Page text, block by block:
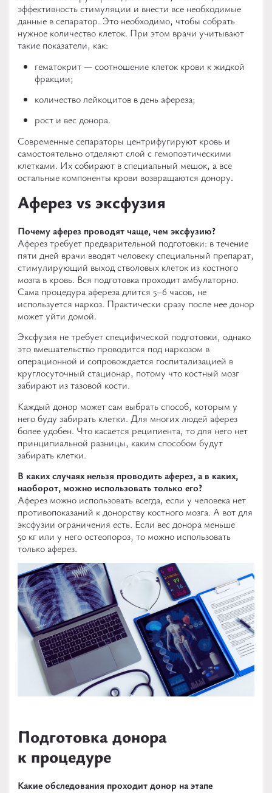
эффективность стимуляции и внести все необходимые
данные в сепаратор. Это необходимо, чтобы собрать
нужное количество клеток. При этом врачи учитывают
такие показатели, как:
гематокрит — соотношение клеток крови к жидкой
фракции;
количество лейкоцитов в день афереза;
рост и вес донора.
Современные сепараторы центрифугируют кровь и
самостоятельно отделяют слой с гемопоэтическими
клетками. Их собирают в специальный мешок, а все
остальные компоненты крови возвращаются донору.
Аферез vs эксфузия
Почему аферез проводят чаще, чем эксфузию?
Аферез требует предварительной подготовки: в течение
пяти дней врачи вводят человеку специальный препарат,
стимулирующий выход стволовых клеток из костного
мозга в кровь. Вся подготовка проходит амбулаторно.
Сама процедура афереза длится 5–6 часов, не
используется наркоз. Практически сразу после нее донор
может уйти домой.
Эксфузия не требует специфической подготовки, однако
это вмешательство проводится под наркозом в
операционной и сопровождается госпитализацией в
круглосуточный стационар, потому что костный мозг
забирают из тазовой кости.
Каждый донор может сам выбрать способ, которым у
него буду забирать клетки. Для многих людей аферез
более удобен. Что касается реципиента, то для него нет
принципиальной разницы, каким способом будут
забирать клетки.
В каких случаях нельзя проводить аферез, а в каких,
наоборот, можно использовать только его?
Аферез можно использовать всегда, если у человека нет
противопоказаний к донорству костного мозга. А вот для
эксфузии ограничения есть. Если вес донора меньше
50 кг или у него остеопороз, то можно использовать
только аферез.
Подготовка донора
к процедуре
Какие обследования проходит донор на этапе